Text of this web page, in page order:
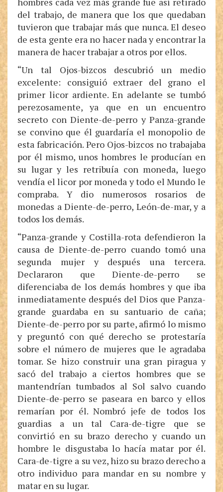
del trabajo, de manera que los que quedaban
tuvieron que trabajar más que nunca. El deseo
de esta gente era no hacer nada y encontrar la
manera de hacer trabajar a otros por ellos.
“Un tal Ojos-bizcos descubrió un medio
excelente: consiguió extraer del grano el
primer licor ardiente. En adelante se tumbó
perezosamente, ya que en un encuentro
secreto con Diente-de-perro y Panza-grande
se convino que él guardaría el monopolio de
esta fabricación. Pero Ojos-bizcos no trabajaba
por él mismo, unos hombres le producían en
su lugar y les retribuía con moneda, luego
vendía el licor por moneda y todo el Mundo le
compraba. Y dio numerosos rosarios de
monedas a Diente-de-perro, León-de-mar, y a
todos los demás.
“Panza-grande y Costilla-rota defendieron la
causa de Diente-de-perro cuando tomó una
segunda mujer y después una tercera.
Declararon que Diente-de-perro se
diferenciaba de los demás hombres y que iba
inmediatamente después del Dios que Panza-
grande guardaba en su santuario de caña;
Diente-de-perro por su parte, afirmó lo mismo
y preguntó con qué derecho se protestaría
sobre el número de mujeres que le agradaba
tomar. Se hizo construir una gran piragua y
sacó del trabajo a ciertos hombres que se
mantendrían tumbados al Sol salvo cuando
Diente-de-perro se paseara en barco y ellos
remarían por él. Nombró jefe de todos los
guardias a un tal Cara-de-tigre que se
convirtió en su brazo derecho y cuando un
hombre le disgustaba lo hacía matar por él.
Cara-de-tigre a su vez, hizo su brazo derecho a
otro individuo para mandar en su nombre y
matar en su lugar.